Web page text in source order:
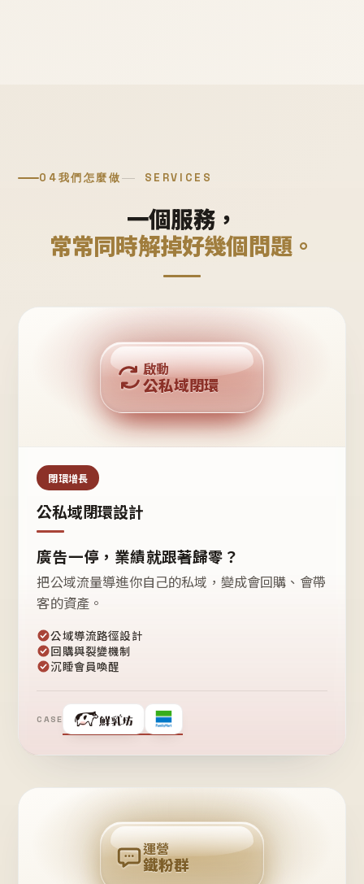
04我們怎麼做 SERVICES
一個服務，
常常同時解掉好幾個問題。
公域流量
私域鐵粉
回購複利
啟動
公私域閉環
閉環增長
公私域閉環設計
廣告一停，業績就跟著歸零？
把公域流量導進你自己的私域，變成會回購、會帶
客的資產。
公域導流路徑設計
回購與裂變機制
沉睡會員喚醒
CASE
❤
粉
回
購
運營
鐵粉群